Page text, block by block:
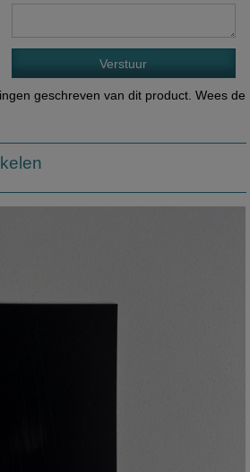
geschreven van dit product. Wees de